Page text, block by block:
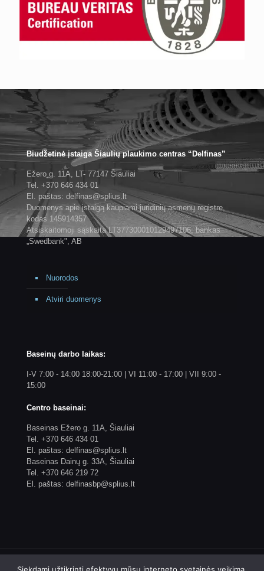
Biudžetinė įstaiga Šiaulių plaukimo centras “Delfinas”
Ežero g. 11A, LT- 77147 Šiauliai
Tel. +370 646 434 01
El. paštas: delfinas@splius.lt
Duomenys apie įstaigą kaupiami juridinių asmenų registre,
kodas 145914357
Atsiskaitomoji sąskaita LT377300010129497106, bankas
„Swedbank", AB
Nuorodos
Atviri duomenys
Baseinų darbo laikas:
I-V 7:00 - 14:00 18:00-21:00 | VI 11:00 - 17:00 | VII 9:00 -
15:00
Centro baseinai:
Baseinas Ežero g. 11A, Šiauliai
Tel. +370 646 434 01
El. paštas: delfinas@splius.lt
Baseinas Dainų g. 33A, Šiauliai
Tel. +370 646 219 72
El. paštas: delfinasbp@splius.lt